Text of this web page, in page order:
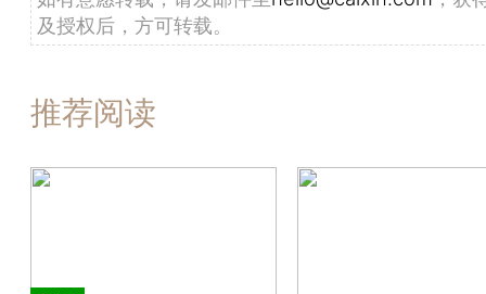
及授权后，方可转载。
推荐阅读